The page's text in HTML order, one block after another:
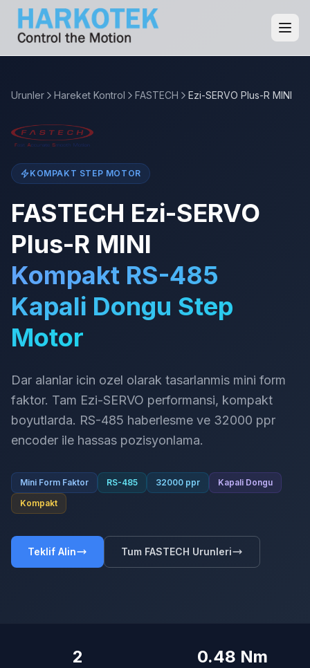
Urunler Hareket Kontrol FASTECH Ezi-SERVO Plus-R MINI
KOMPAKT STEP MOTOR
FASTECH Ezi-SERVO
Plus-R MINI
Kompakt RS-485
Kapali Dongu Step
Motor
Dar alanlar icin ozel olarak tasarlanmis mini form
faktor. Tam Ezi-SERVO performansi, kompakt
boyutlarda. RS-485 haberlesme ve 32000 ppr
encoder ile hassas pozisyonlama.
Mini Form Faktor RS-485 32000 ppr
Kapali Dongu
Kompakt
Teklif Alin Tum FASTECH Urunleri
2 0.48 Nm